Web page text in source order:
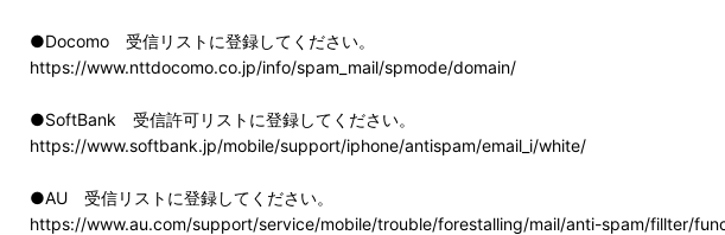
●Docomo 受信リストに登録してください。
https://www.nttdocomo.co.jp/info/spam_mail/spmode/domain/
●SoftBank 受信許可リストに登録してください。
https://www.softbank.jp/mobile/support/iphone/antispam/email_i/white/
●AU 受信リストに登録してください。
https://www.au.com/support/service/mobile/trouble/forestalling/mail/anti-spam/fillter/